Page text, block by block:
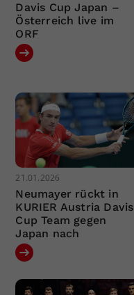
Davis Cup Japan –
Österreich live im
ORF
21.01.2026
Neumayer rückt in
KURIER Austria Davis
Cup Team gegen
Japan nach